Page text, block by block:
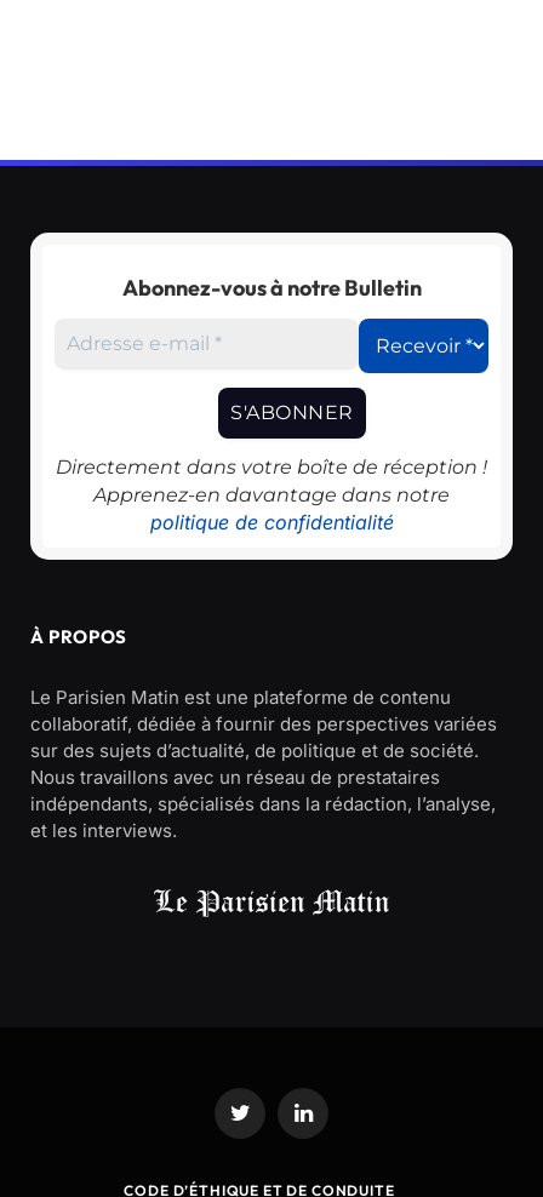
Abonnez-vous à notre Bulletin
Directement dans votre boîte de réception !
Apprenez-en davantage dans notre
politique de confidentialité
À PROPOS
Le Parisien Matin est une plateforme de contenu
collaboratif, dédiée à fournir des perspectives variées
sur des sujets d’actualité, de politique et de société.
Nous travaillons avec un réseau de prestataires
indépendants, spécialisés dans la rédaction, l’analyse,
et les interviews.
Twitter LinkedIn
CODE D’ÉTHIQUE ET DE CONDUITE